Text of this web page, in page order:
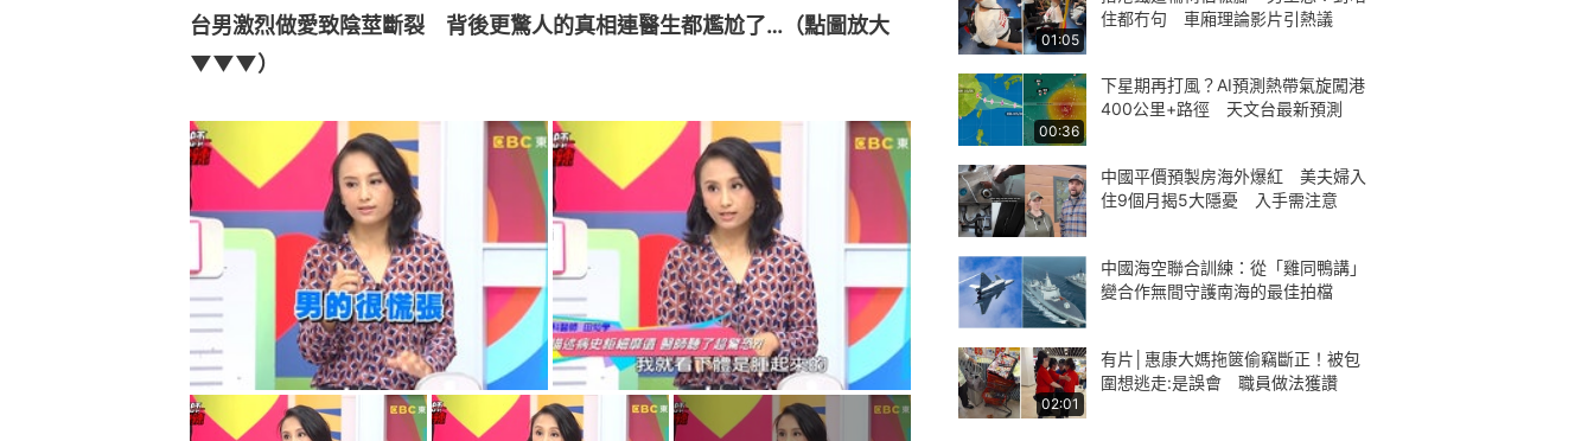
台男激烈做愛致陰莖斷裂　背後更驚人的真相連醫生都尷尬了…（點圖放大
▼▼▼）
01:05
住都冇句 車廂理論影片引熱議
00:36
下星期再打風？AI預測熱帶氣旋闖港
400公里+路徑 天文台最新預測
中國平價預製房海外爆紅 美夫婦入
住9個月揭5大隱憂 入手需注意
中國海空聯合訓練：從「雞同鴨講」
變合作無間守護南海的最佳拍檔
02:01
有片│惠康大媽拖篋偷竊斷正！被包
圍想逃走:是誤會 職員做法獲讚